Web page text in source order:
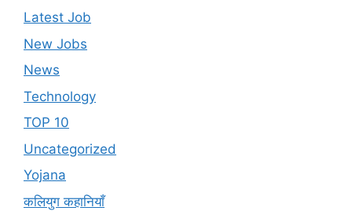
Latest Job
New Jobs
News
Technology
TOP 10
Uncategorized
Yojana
कलियुग कहानियाँ